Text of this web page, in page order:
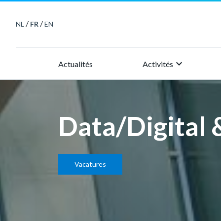
NL / FR /EN
Actualités Activités keyboard_arrow_right
Data/Digital
Vacatures